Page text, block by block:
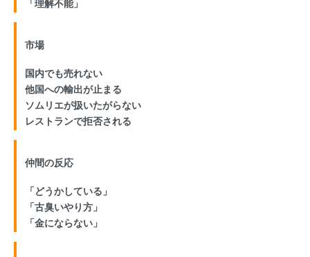
「理解不能」
市場
国内でも売れない
他国への輸出が止まる
ソムリエが扱いたがらない
レストランで拒否される
仲間の反応
「どうかしている」
「古臭いやり方」
「金にならない」